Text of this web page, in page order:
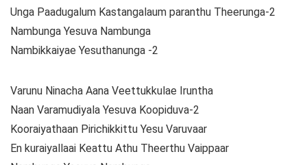
Unga Paadugalum Kastangalaum paranthu Theerunga-2
Nambunga Yesuva Nambunga
Nambikkaiyae Yesuthanunga -2
Varunu Ninacha Aana Veettukkulae Iruntha
Naan Varamudiyala Yesuva Koopiduva-2
Kooraiyathaan Pirichikkittu Yesu Varuvaar
En kuraiyallaai Keattu Athu Theerthu Vaippaar